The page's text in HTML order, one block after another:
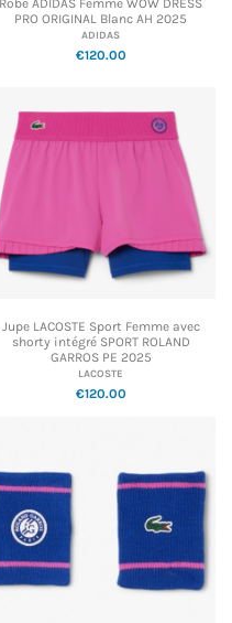
PRO ORIGINAL Blanc AH 2025
ADIDAS
€120.00
Jupe LACOSTE Sport Femme avec
shorty intégré SPORT ROLAND
GARROS PE 2025
LACOSTE
€120.00